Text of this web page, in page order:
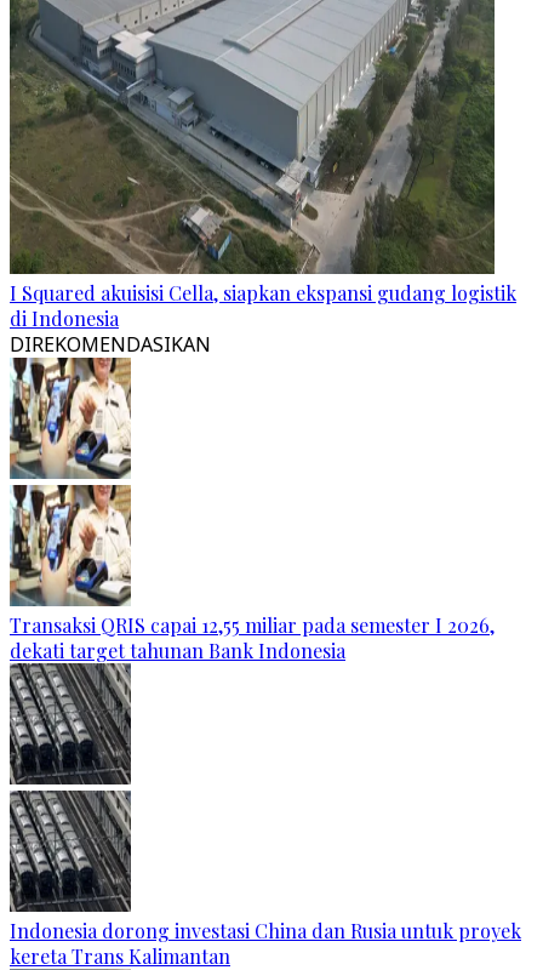
I Squared akuisisi Cella, siapkan ekspansi gudang logistik
di Indonesia
DIREKOMENDASIKAN
Transaksi QRIS capai 12,55 miliar pada semester I 2026,
dekati target tahunan Bank Indonesia
Indonesia dorong investasi China dan Rusia untuk proyek
kereta Trans Kalimantan